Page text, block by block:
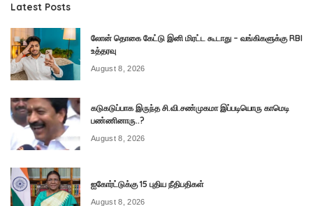
Latest Posts
லோன் தொகை கேட்டு இனி மிரட்ட கூடாது – வங்கிகளுக்கு RBI
உத்தரவு
August 8, 2026
கடுகடுப்பாக இருந்த சி.வி.சண்முகமா இப்படியொரு காமெடி
பண்ணினாரு..?
August 8, 2026
ஐகோர்ட்டுக்கு 15 புதிய நீதிபதிகள்
August 8, 2026